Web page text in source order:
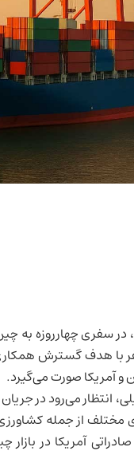
در سفری چهارروزه به
با هدف گسترش
و آمریکا صورت می‌گیرد.
انتظار می‌رود در
مختلف از جمله
آمریکا در